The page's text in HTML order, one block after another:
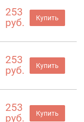
253
руб.
Купить
253
руб.
Купить
253
руб.
Купить